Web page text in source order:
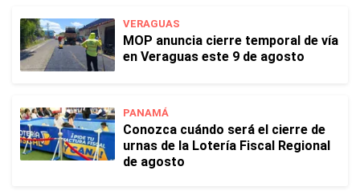
VERAGUAS
MOP anuncia cierre temporal de vía
en Veraguas este 9 de agosto
PANAMÁ
Conozca cuándo será el cierre de
urnas de la Lotería Fiscal Regional
de agosto